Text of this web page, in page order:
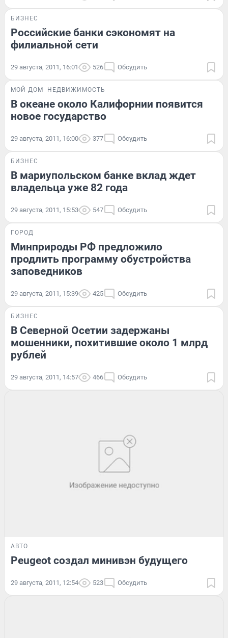
БИЗНЕС
Российские банки сэкономят на
филиальной сети
29 августа, 2011, 16:01 526 Обсудить
МОЙ ДОМ НЕДВИЖИМОСТЬ
В океане около Калифорнии появится
новое государство
29 августа, 2011, 16:00 377 Обсудить
БИЗНЕС
В мариупольском банке вклад ждет
владельца уже 82 года
29 августа, 2011, 15:53 547 Обсудить
ГОРОД
Минприроды РФ предложило
продлить программу обустройства
заповедников
29 августа, 2011, 15:39 425 Обсудить
БИЗНЕС
В Северной Осетии задержаны
мошенники, похитившие около 1 млрд
рублей
29 августа, 2011, 14:57 466 Обсудить
АВТО
Peugeot создал минивэн будущего
29 августа, 2011, 12:54 523 Обсудить